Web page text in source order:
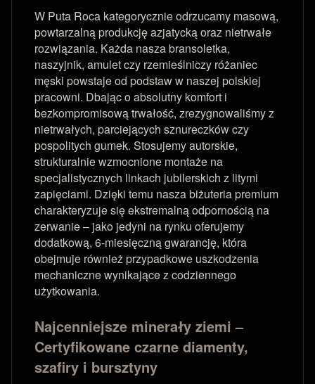
W Puta Roca kategorycznie odrzucamy masową,
powtarzalną produkcję azjatycką oraz nietrwałe
rozwiązania. Każda nasza bransoletka,
naszyjnik, amulet czy rzemieślniczy różaniec
męski powstaje od podstaw w naszej polskiej
pracowni. Dbając o absolutny komfort i
bezkompromisową trwałość, zrezygnowaliśmy z
nietrwałych, parciejących sznureczków czy
pospolitych gumek. Stosujemy autorskie,
strukturalnie wzmocnione montaże na
specjalistycznych linkach jubilerskich z litymi
zapięciami. Dzięki temu nasza biżuteria premium
charakteryzuje się ekstremalną odpornością na
zerwanie – jako jedyni na rynku oferujemy
dodatkową, 6-miesięczną gwarancję, która
obejmuje również przypadkowe uszkodzenia
mechaniczne wynikające z codziennego
użytkowania.
Najcenniejsze minerały ziemi –
Certyfikowane czarne diamenty,
szafiry i bursztyny